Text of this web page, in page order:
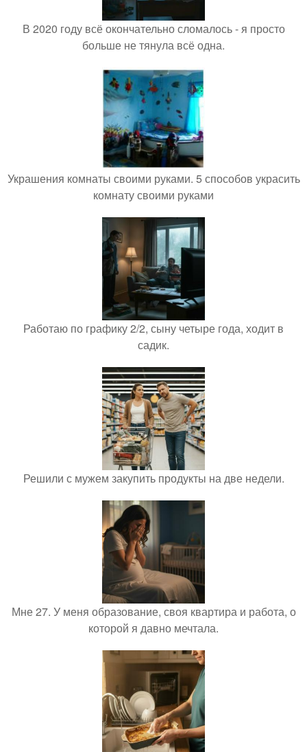
В 2020 году всё окончательно сломалось - я просто
больше не тянула всё одна.
Украшения комнаты своими руками. 5 способов украсить
комнату своими руками
Работаю по графику 2/2, сыну четыре года, ходит в
садик.
Решили с мужем закупить продукты на две недели.
Мне 27. У меня образование, своя квартира и работа, о
которой я давно мечтала.